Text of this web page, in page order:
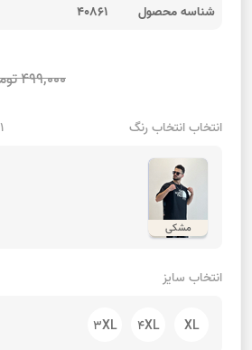
شناسه محصول 40861
499,000 تومان
انتخاب انتخاب رنگ 1 انتخاب رنگ موجود است
مشکی
انتخاب سایز
XL
4XL
3XL